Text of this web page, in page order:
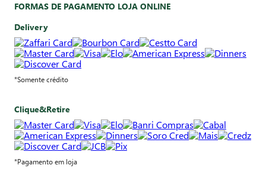
FORMAS DE PAGAMENTO LOJA ONLINE
Delivery
*Somente crédito
Clique&Retire
*Pagamento em loja